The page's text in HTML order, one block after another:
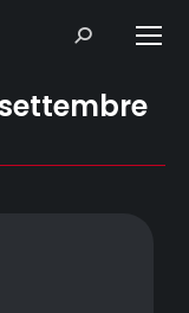
Search: